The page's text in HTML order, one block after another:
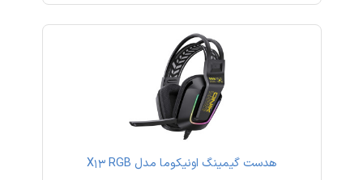
هدست گیمینگ اونیکوما مدل X13 RGB